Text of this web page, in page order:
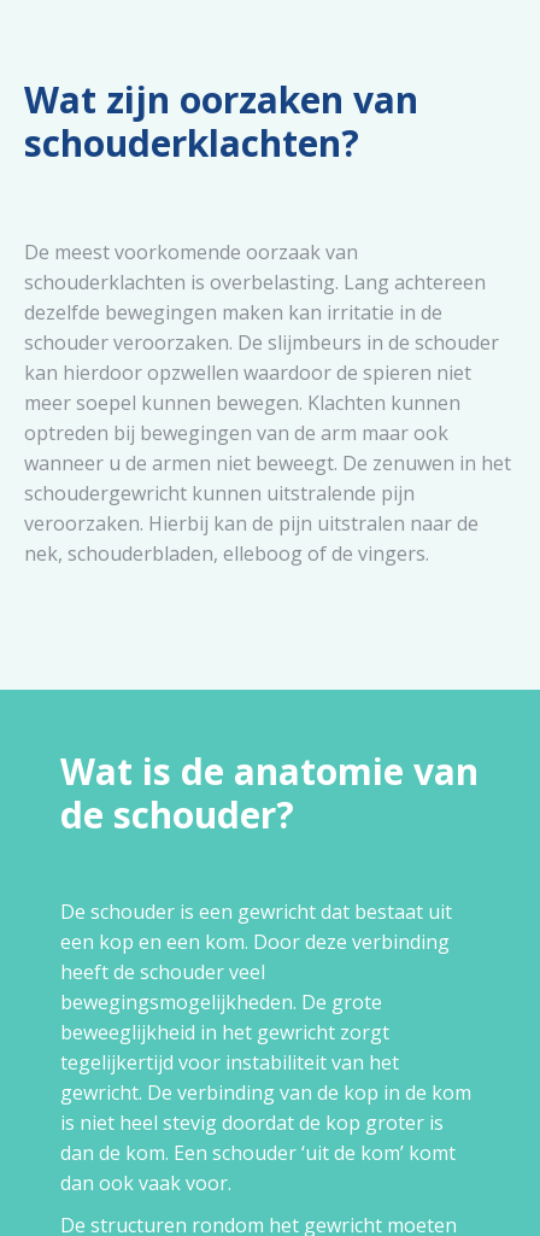
Wat zijn oorzaken van
schouderklachten?
De meest voorkomende oorzaak van
schouderklachten is overbelasting. Lang achtereen
dezelfde bewegingen maken kan irritatie in de
schouder veroorzaken. De slijmbeurs in de schouder
kan hierdoor opzwellen waardoor de spieren niet
meer soepel kunnen bewegen. Klachten kunnen
optreden bij bewegingen van de arm maar ook
wanneer u de armen niet beweegt. De zenuwen in het
schoudergewricht kunnen uitstralende pijn
veroorzaken. Hierbij kan de pijn uitstralen naar de
nek, schouderbladen, elleboog of de vingers.
Wat is de anatomie van
de schouder?
De schouder is een gewricht dat bestaat uit
een kop en een kom. Door deze verbinding
heeft de schouder veel
bewegingsmogelijkheden. De grote
beweeglijkheid in het gewricht zorgt
tegelijkertijd voor instabiliteit van het
gewricht. De verbinding van de kop in de kom
is niet heel stevig doordat de kop groter is
dan de kom. Een schouder ‘uit de kom’ komt
dan ook vaak voor.
De structuren rondom het gewricht moeten